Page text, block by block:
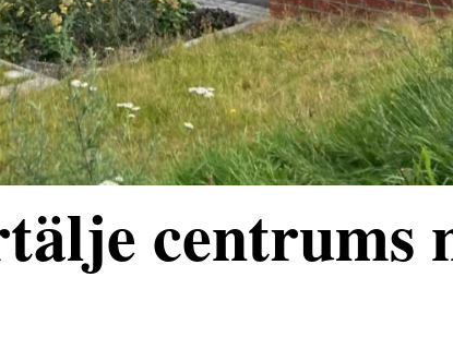
centrums